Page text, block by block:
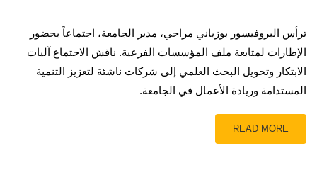
ترأس البروفيسور بوزياني مراحي، مدير الجامعة، اجتماعاً بحضور
الإطارات لمتابعة ملف المؤسسات الفرعية. ناقش الاجتماع آليات
الابتكار وتحويل البحث العلمي إلى شركات ناشئة لتعزيز التنمية
المستدامة وريادة الأعمال في الجامعة.
READ MORE